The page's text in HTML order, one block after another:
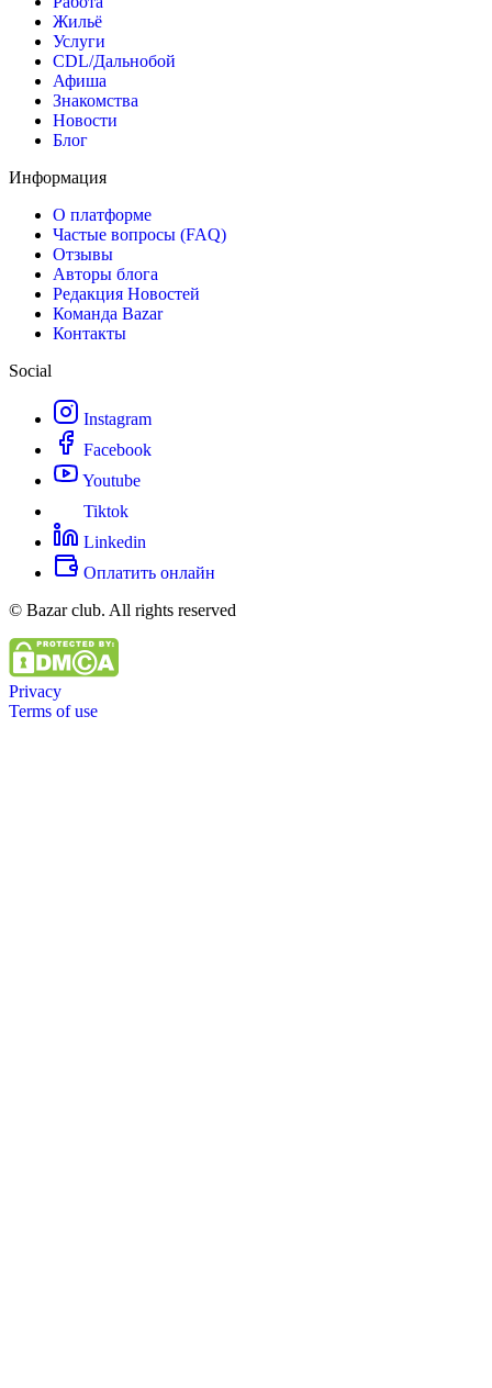
Жильё
Услуги
CDL/Дальнобой
Афиша
Знакомства
Новости
Блог
Информация
О платформе
Частые вопросы (FAQ)
Отзывы
Авторы блога
Редакция Новостей
Команда Bazar
Контакты
Social
Instagram
Facebook
Youtube
Tiktok
Linkedin
Оплатить онлайн
© Bazar club. All rights reserved
Privacy
Terms of use